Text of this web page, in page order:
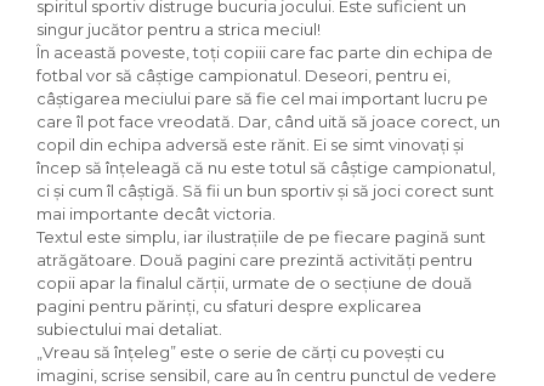
spiritul sportiv distruge bucuria jocului. Este suficient un
singur jucător pentru a strica meciul!
În această poveste, toţi copiii care fac parte din echipa de
fotbal vor să câştige campionatul. Deseori, pentru ei,
câştigarea meciului pare să fie cel mai important lucru pe
care îl pot face vreodată. Dar, când uită să joace corect, un
copil din echipa adversă este rănit. Ei se simt vinovaţi şi
încep să înţeleagă că nu este totul să câştige campionatul,
ci şi cum îl câştigă. Să fii un bun sportiv şi să joci corect sunt
mai importante decât victoria.
Textul este simplu, iar ilustrațiile de pe fiecare pagină sunt
atrăgătoare. Două pagini care prezintă activități pentru
copii apar la finalul cărții, urmate de o secțiune de două
pagini pentru părinți, cu sfaturi despre explicarea
subiectului mai detaliat.
„Vreau să înțeleg” este o serie de cărți cu povești cu
imagini, scrise sensibil, care au în centru punctul de vedere